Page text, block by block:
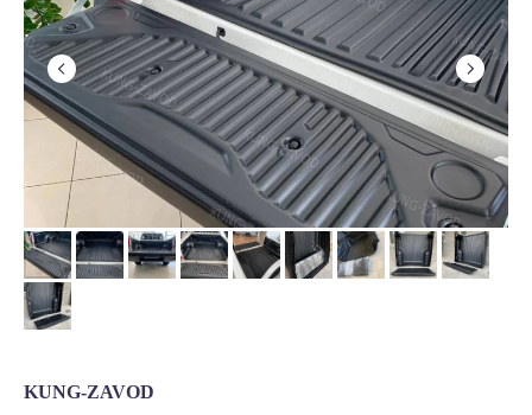
KUNG-ZAVOD